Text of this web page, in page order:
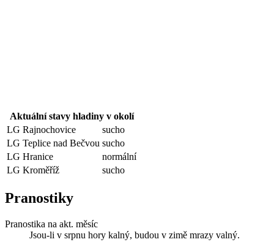
Aktuální stavy hladiny v okolí
LG Rajnochovice
sucho
LG Teplice nad Bečvou sucho
LG Hranice
normální
LG Kroměříž
sucho
Pranostiky
Pranostika na akt. měsíc
Jsou-li v srpnu hory kalný, budou v zimě mrazy valný.